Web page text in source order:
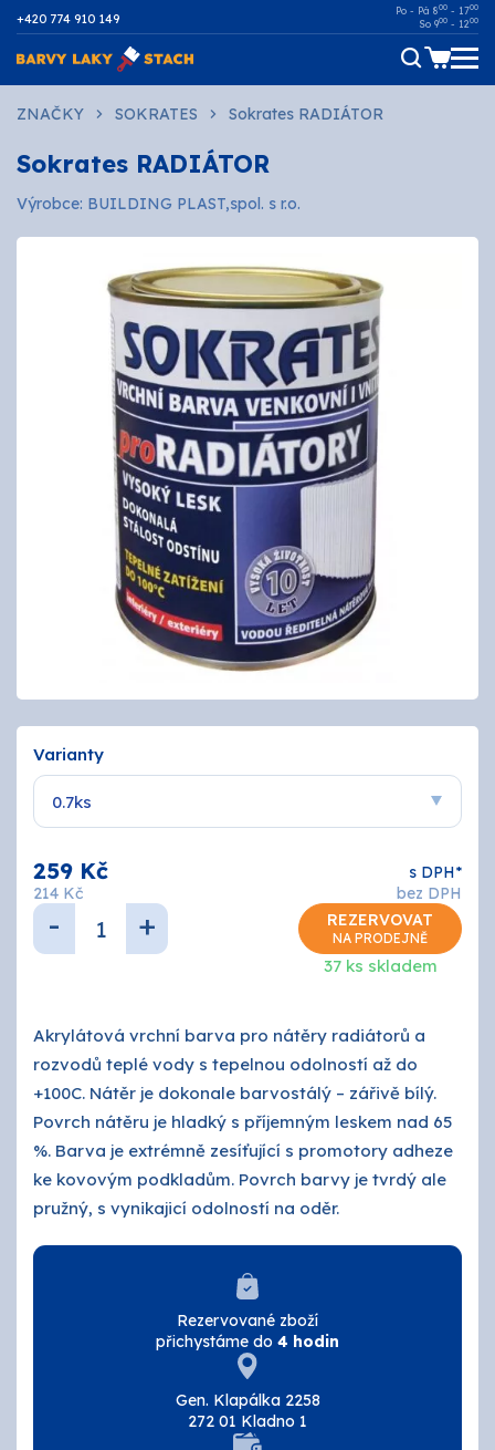
+420 774 910 149
Po - Pá 800 - 1700
So 900 - 1200
Dřevo
Kov
Malířské
Ostatní povrchy
AUTOMOTIVE
Technické kapaliny
Tmely a lepidla
Štětce, válečky, nářadí
Omítky a zatepení
Kamenná prodejna
Vzorníky
Kontakty
ZNAČKY SOKRATES Sokrates RADIÁTOR
Sokrates RADIÁTOR
Výrobce: BUILDING PLAST,spol. s r.o.
Akrylátová vrchní barva pro nátěry radiátorů a
rozvodů teplé vody s tepelnou odolností až do
+100C. Nátěr je dokonale barvostálý – zářivě bílý.
Povrch nátěru je hladký s příjemným leskem nad 65
%. Barva je extrémně zesíťující s promotory adheze
ke kovovým podkladům. Povrch barvy je tvrdý ale
pružný, s vynikajicí odolností na oděr.
Varianty
259 Kč
s DPH*
214 Kč
bez DPH
- + REZERVOVAT
NA PRODEJNĚ
37 ks skladem
Rezervované zboží
přichystáme do 4 hodin
Gen. Klapálka 2258
272 01 Kladno 1